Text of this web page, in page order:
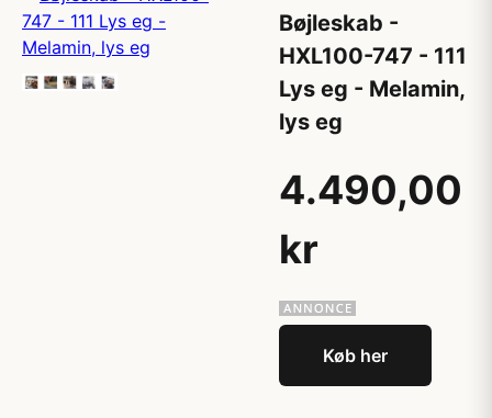
Bøjleskab -
HXL100-747 - 111
Lys eg - Melamin,
lys eg
4.490,00
kr
Køb her